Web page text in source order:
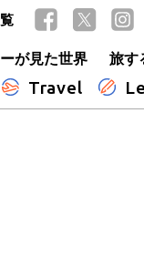
が見た世界 旅す
Travel